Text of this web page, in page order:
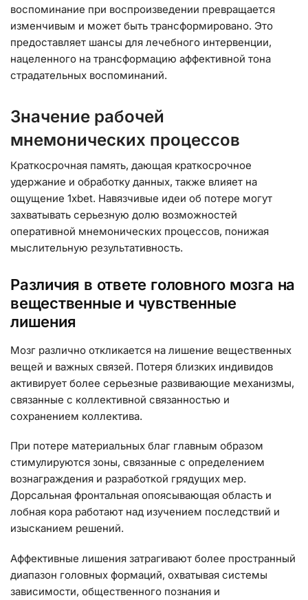
воспоминание при воспроизведении превращается
изменчивым и может быть трансформировано. Это
предоставляет шансы для лечебного интервенции,
нацеленного на трансформацию аффективной тона
страдательных воспоминаний.
Значение рабочей
мнемонических процессов
Краткосрочная память, дающая краткосрочное
удержание и обработку данных, также влияет на
ощущение 1xbet. Навязчивые идеи об потере могут
захватывать серьезную долю возможностей
оперативной мнемонических процессов, понижая
мыслительную результативность.
Различия в ответе головного мозга на
вещественные и чувственные
лишения
Мозг различно откликается на лишение вещественных
вещей и важных связей. Потеря близких индивидов
активирует более серьезные развивающие механизмы,
связанные с коллективной связанностью и
сохранением коллектива.
При потере материальных благ главным образом
стимулируются зоны, связанные с определением
вознаграждения и разработкой грядущих мер.
Дорсальная фронтальная опоясывающая область и
лобная кора работают над изучением последствий и
изысканием решений.
Аффективные лишения затрагивают более пространный
диапазон головных формаций, охватывая системы
зависимости, общественного познания и